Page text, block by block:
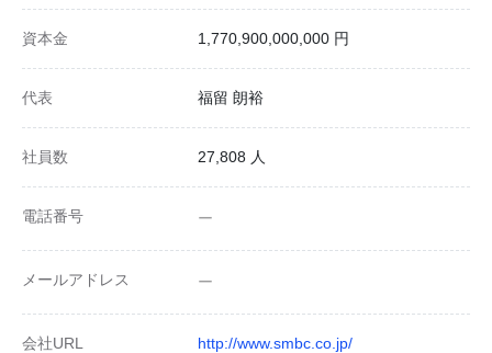
資本金 1,770,900,000,000 円
代表 福留 朗裕
社員数 27,808 人
電話番号 ー
メールアドレス ー
会社URL http://www.smbc.co.jp/